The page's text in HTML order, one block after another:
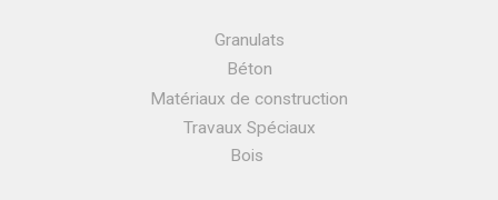
Granulats
Béton
Matériaux de construction
Travaux Spéciaux
Bois